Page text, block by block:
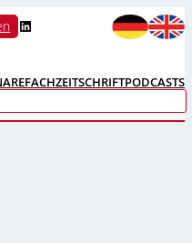
LinkedIn
FACHZEITSCHRIFTPODCASTS